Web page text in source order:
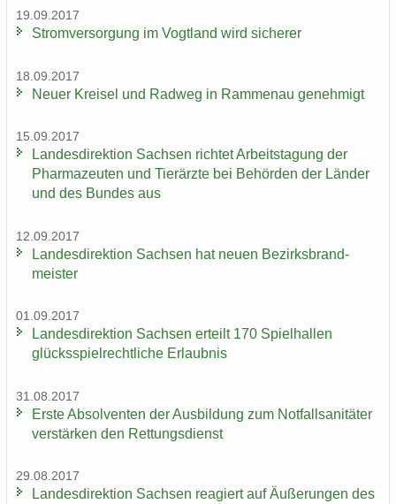
19.09.2017
Strom­ver­sor­gung im Vogt­land wird si­che­rer
18.09.2017
Neuer Krei­sel und Rad­weg in Ram­men­au ge­neh­migt
15.09.2017
Lan­des­di­rek­ti­on Sach­sen rich­tet Ar­beits­ta­gung der
Phar­ma­zeu­ten und Tier­ärz­te bei Be­hör­den der Län­der
und des Bun­des aus
12.09.2017
Lan­des­di­rek­ti­on Sach­sen hat neuen Be­zirks­brand­
meis­ter
01.09.2017
Lan­des­di­rek­ti­on Sach­sen er­teilt 170 Spiel­hal­len
glücks­spiel­recht­li­che Er­laub­nis
31.08.2017
Erste Ab­sol­ven­ten der Aus­bil­dung zum Not­fall­sa­ni­tä­ter
ver­stär­ken den Ret­tungs­dienst
29.08.2017
Lan­des­di­rek­ti­on Sach­sen re­agiert auf Äu­ße­run­gen des